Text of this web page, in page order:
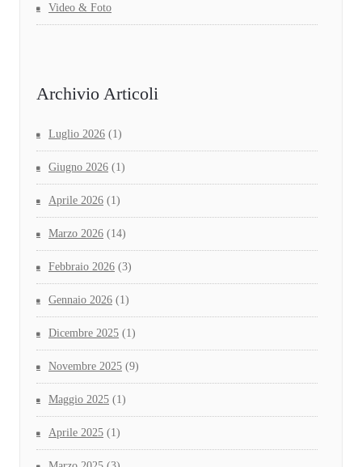
Video & Foto
Archivio Articoli
Luglio 2026 (1)
Giugno 2026 (1)
Aprile 2026 (1)
Marzo 2026 (14)
Febbraio 2026 (3)
Gennaio 2026 (1)
Dicembre 2025 (1)
Novembre 2025 (9)
Maggio 2025 (1)
Aprile 2025 (1)